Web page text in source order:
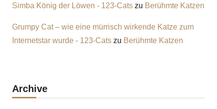
Simba König der Löwen - 123-Catszu Berühmte Katzen
Grumpy Cat – wie eine mürrisch wirkende Katze zum
Internetstar wurde - 123-Catszu Berühmte Katzen
Archive